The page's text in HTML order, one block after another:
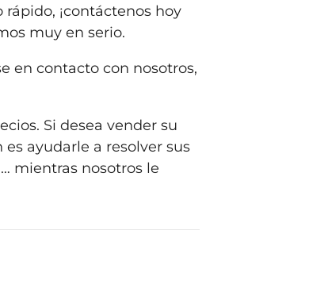
¡contáctenos hoy
muy en serio.
en contacto con nosotros,
Si desea vender su
ayudarle a resolver sus
mientras nosotros le